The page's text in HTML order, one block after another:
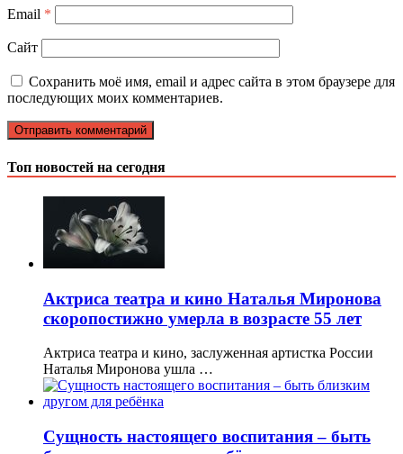
Email *
Сайт
Сохранить моё имя, email и адрес сайта в этом браузере для
последующих моих комментариев.
Топ новостей на сегодня
Актриса театра и кино Наталья Миронова
скоропостижно умерла в возрасте 55 лет
Актриса театра и кино, заслуженная артистка России
Наталья Миронова ушла …
Сущность настоящего воспитания – быть